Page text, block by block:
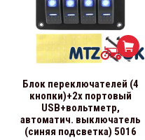
Блок переключателей (4
кнопки)+2х портовый
USB+вольтметр,
автоматич. выключатель
(синяя подсветка) 5016